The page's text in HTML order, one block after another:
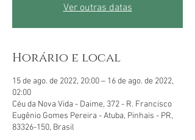
Ver outras datas
Horário e local
15 de ago. de 2022, 20:00 – 16 de ago. de 2022,
02:00
Céu da Nova Vida - Daime, 372 - R. Francisco
Eugênio Gomes Pereira - Atuba, Pinhais - PR,
83326-150, Brasil